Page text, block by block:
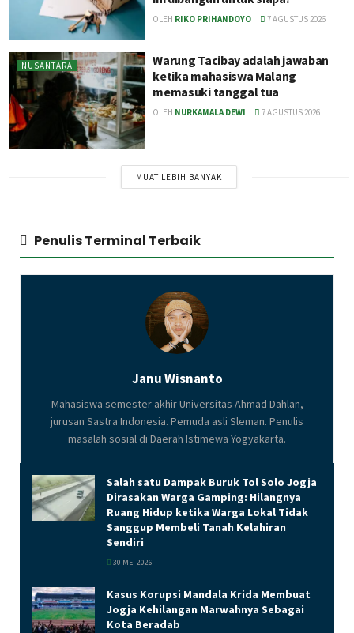
OLEH RIKO PRIHANDOYO 7 AGUSTUS 2026
NUSANTARA
Warung Tacibay adalah jawaban
ketika mahasiswa Malang
memasuki tanggal tua
OLEH NURKAMALA DEWI 7 AGUSTUS 2026
MUAT LEBIH BANYAK
Penulis Terminal Terbaik
Janu Wisnanto
Mahasiswa semester akhir Universitas Ahmad Dahlan,
jurusan Sastra Indonesia. Pemuda asli Sleman. Penulis
masalah sosial di Daerah Istimewa Yogyakarta.
Salah satu Dampak Buruk Tol Solo Jogja
Dirasakan Warga Gamping: Hilangnya
Ruang Hidup ketika Warga Lokal Tidak
Sanggup Membeli Tanah Kelahiran
Sendiri
30 MEI 2026
Kasus Korupsi Mandala Krida Membuat
Jogja Kehilangan Marwahnya Sebagai
Kota Beradab